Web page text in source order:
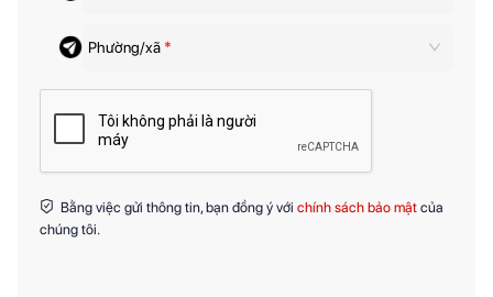
Phường/xã *
Bằng việc gửi thông tin, bạn đồng ý với chính sách bảo mật của
chúng tôi.